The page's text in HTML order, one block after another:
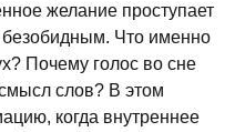
желание проступает
безобидным. Что именно
Почему голос во сне
слов? В этом
когда внутреннее